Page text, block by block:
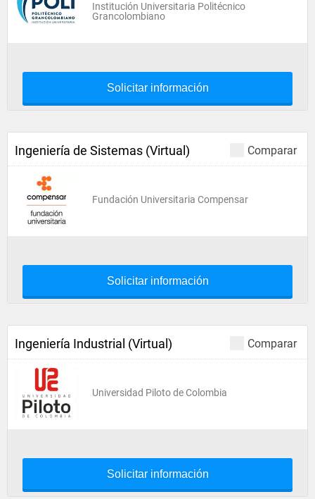
Institución Universitaria Politécnico
Grancolombiano
Solicitar información
Comparar
Ingeniería de Sistemas (Virtual)
Fundación Universitaria Compensar
Solicitar información
Comparar
Ingeniería Industrial (Virtual)
Universidad Piloto de Colombia
Solicitar información